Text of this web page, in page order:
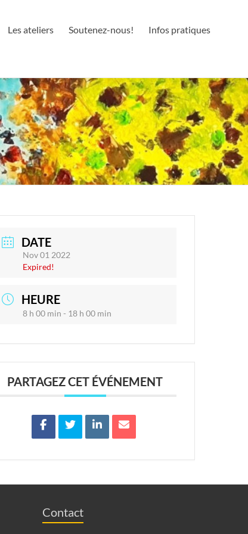
Les ateliers Soutenez-nous! Infos pratiques
DATE
Nov 01 2022
Expired!
HEURE
8 h 00 min - 18 h 00 min
PARTAGEZ CET ÉVÉNEMENT
Contact